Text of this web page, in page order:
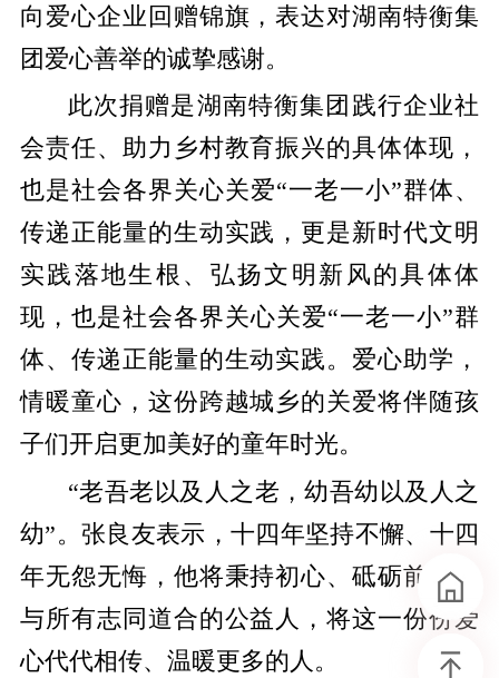
向爱心企业回赠锦旗，表达对湖南特衡集
团爱心善举的诚挚感谢。
此次捐赠是湖南特衡集团践行企业社
会责任、助力乡村教育振兴的具体体现，
也是社会各界关心关爱“一老一小”群体、
传递正能量的生动实践，更是新时代文明
实践落地生根、弘扬文明新风的具体体
现，也是社会各界关心关爱“一老一小”群
体、传递正能量的生动实践。爱心助学，
情暖童心，这份跨越城乡的关爱将伴随孩
子们开启更加美好的童年时光。
“老吾老以及人之老，幼吾幼以及人之
幼”。张良友表示，十四年坚持不懈、十四
年无怨无悔，他将秉持初心、砥砺前行，
与所有志同道合的公益人，将这一份份爱
心代代相传、温暖更多的人。